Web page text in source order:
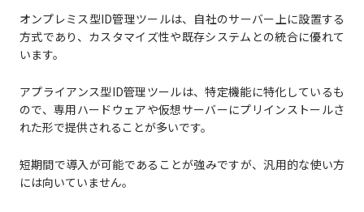
オンプレミス型ID管理ツールは、自社のサーバー上に設置する
方式であり、カスタマイズ性や既存システムとの統合に優れて
います。
アプライアンス型ID管理ツールは、特定機能に特化しているも
ので、専用ハードウェアや仮想サーバーにプリインストールさ
れた形で提供されることが多いです。
短期間で導入が可能であることが強みですが、汎用的な使い方
には向いていません。